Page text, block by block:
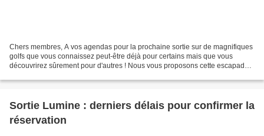
Chers membres, A vos agendas pour la prochaine sortie sur de magnifiques
golfs que vous connaissez peut-être déjà pour certains mais que vous
découvrirez sûrement pour d'autres ! Nous vous proposons cette escapade
Sortie Lumine : derniers délais pour confirmer la
réservation